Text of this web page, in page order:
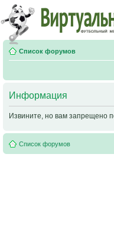
Список форумов
Информация
Извините, но вам запрещено
Список форумов